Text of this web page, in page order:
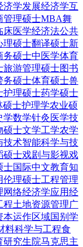
济学发展经济学互
管理硕士MBA舞
床医学经济法公共
理硕士翻译硕士新
务硕士中医学体育
旅游管理硕士图书
务硕士体育硕士兽
护理硕士药学硕士
硕士护理学农业硕
学数学针灸 医学技
硕士文学工学农学
技术智能科学与技
硕士戏剧与影视戏
士国际中文教育知
伦理硕士工程管理
网络经济学应用经
程土地资源管理广
本运作区域国别学
料科学与工程食
研究生院马克思主